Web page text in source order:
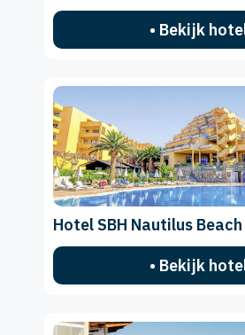
• Bekijk
Hotel SBH Nautilus Beach
• Bekijk